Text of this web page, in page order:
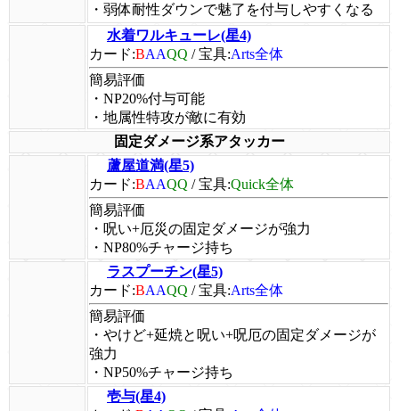
・弱体耐性ダウンで魅了を付与しやすくなる
水着ワルキューレ(星4)
カード:BAAQQ /宝具:Arts全体
簡易評価
・NP20%付与可能
・地属性特攻が敵に有効
固定ダメージ系アタッカー
蘆屋道満(星5)
カード:BAAQQ /宝具:Quick全体
簡易評価
・呪い+厄災の固定ダメージが強力
・NP80%チャージ持ち
ラスプーチン(星5)
カード:BAAQQ /宝具:Arts全体
簡易評価
・やけど+延焼と呪い+呪厄の固定ダメージが
強力
・NP50%チャージ持ち
壱与(星4)